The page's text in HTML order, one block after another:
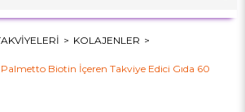
KOLAJENLER
Biotin İçeren Takviye Edici Gıda 60